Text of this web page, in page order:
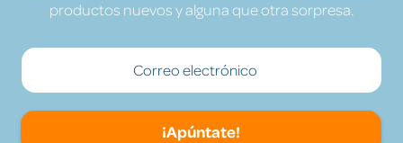
productos nuevos y alguna que otra sorpresa.
¡Apúntate!